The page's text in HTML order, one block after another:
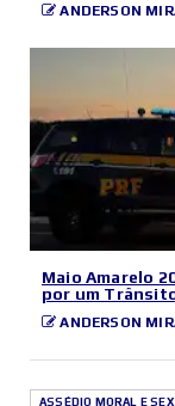
ANDERSON
Maio Amarelo
por um
ANDERSON
ASSÉDIO MORAL E